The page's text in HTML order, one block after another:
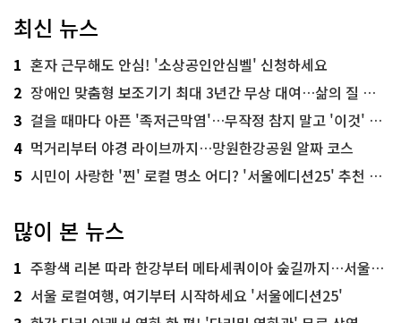
최신 뉴스
1 혼자 근무해도 안심! '소상공인안심벨' 신청하세요
2 장애인 맞춤형 보조기기 최대 3년간 무상 대여…삶의 질 높인다
3 걸을 때마다 아픈 '족저근막염'…무작정 참지 말고 '이것' 해보세요!
4 먹거리부터 야경 라이브까지…망원한강공원 알짜 코스
5 시민이 사랑한 '찐' 로컬 명소 어디? '서울에디션25' 추천 코스
많이 본 뉴스
1 주황색 리본 따라 한강부터 메타세쿼이아 숲길까지…서울둘레길 15코스
2 서울 로컬여행, 여기부터 시작하세요 '서울에디션25'